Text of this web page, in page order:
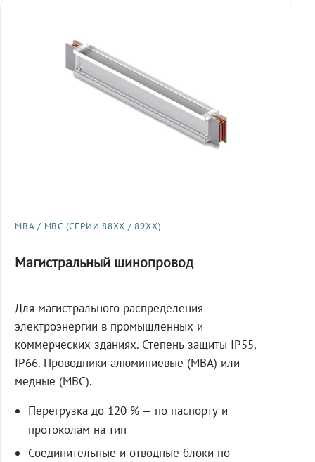
МВА / МВС (СЕРИИ 88XX / 89XX)
Магистральный шинопровод
Для магистрального распределения
электроэнергии в промышленных и
коммерческих зданиях. Степень защиты IP55,
IP66. Проводники алюминиевые (МВА) или
медные (МВС).
Перегрузка до 120 % — по паспорту и
протоколам на тип
Соединительные и отводные блоки по